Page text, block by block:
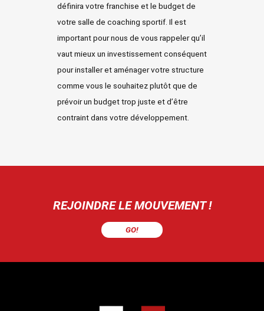
définira votre franchise et le budget de
votre salle de coaching sportif. Il est
important pour nous de vous rappeler qu’il
vaut mieux un investissement conséquent
pour installer et aménager votre structure
comme vous le souhaitez plutôt que de
prévoir un budget trop juste et d’être
contraint dans votre développement.
REJOINDRE LE MOUVEMENT !
GO!